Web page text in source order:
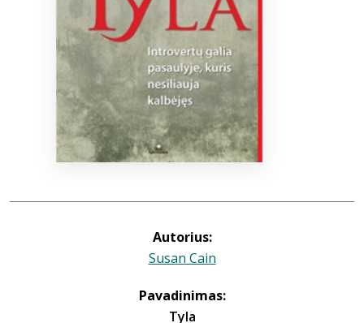
Autorius:
Susan Cain
Pavadinimas:
Tyla